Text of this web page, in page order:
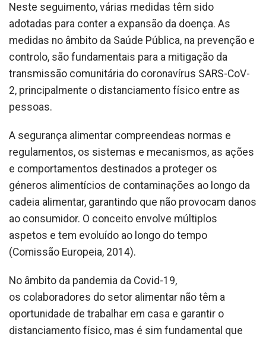
Neste seguimento, várias medidas têm sido
adotadas para conter a expansão da doença. As
medidas no âmbito da Saúde Pública, na prevenção e
controlo, são fundamentais para a mitigação da
transmissão comunitária do coronavírus SARS-CoV-
2, principalmente o distanciamento físico entre as
pessoas.
A segurança alimentar compreendeas normas e
regulamentos, os sistemas e mecanismos, as ações
e comportamentos destinados a proteger os
géneros alimentícios de contaminações ao longo da
cadeia alimentar, garantindo que não provocam danos
ao consumidor. O conceito envolve múltiplos
aspetos e tem evoluído ao longo do tempo
(Comissão Europeia, 2014).
No âmbito da pandemia da Covid-19,
os colaboradores do setor alimentar não têm a
oportunidade de trabalhar em casa e garantir o
distanciamento físico, mas é sim fundamental que